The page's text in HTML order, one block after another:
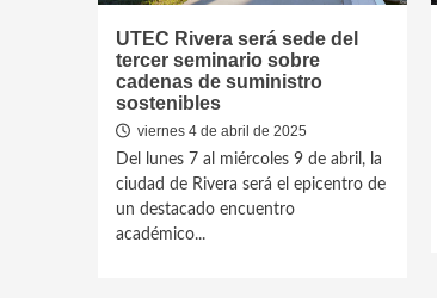
UTEC Rivera será sede del
tercer seminario sobre
cadenas de suministro
sostenibles
viernes 4 de abril de 2025
Del lunes 7 al miércoles 9 de abril, la
ciudad de Rivera será el epicentro de
un destacado encuentro
académico...